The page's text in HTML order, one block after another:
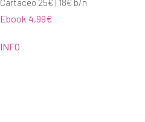
Cartaceo 25€ | 18€ b/n
Ebook 4,99€
INFO